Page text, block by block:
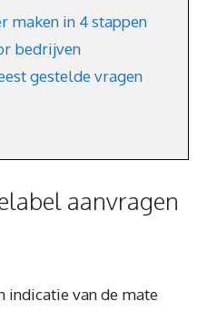
maken in 4 stappen
bedrijven
gestelde vragen
aanvragen
indicatie van de mate